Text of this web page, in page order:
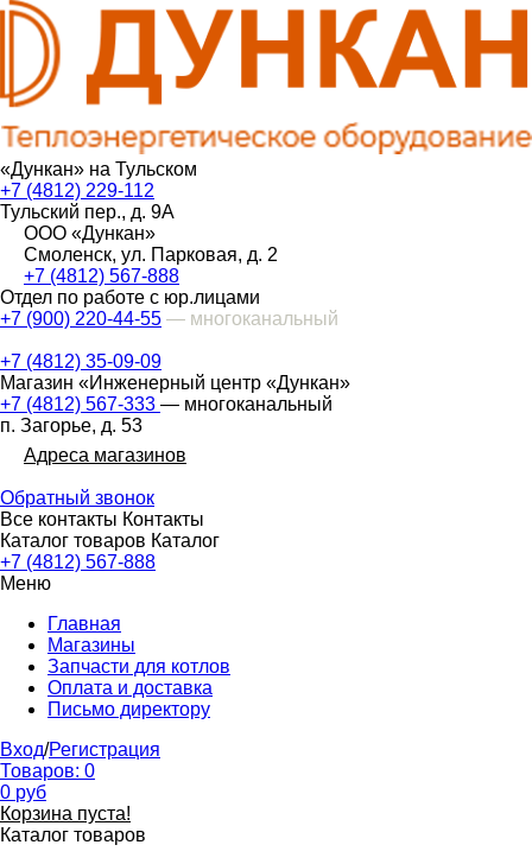
«Дункан» на Тульском
+7 (4812) 229-112
Тульский пер., д. 9А
ООО «Дункан»
Смоленск, ул. Парковая, д. 2
+7 (4812) 567-888
Отдел по работе с юр.лицами
+7 (900) 220-44-55 — многоканальный
+7 (4812) 35-09-09
Магазин «Инженерный центр «Дункан»
+7 (4812) 567-333 — многоканальный
п. Загорье, д. 53
Адреса магазинов
Обратный звонок
Все контакты Контакты
Каталог товаров Каталог
+7 (4812) 567-888
Меню
Главная
Магазины
Запчасти для котлов
Оплата и доставка
Письмо директору
Вход/Регистрация
Товаров: 0
0 руб
Корзина пуста!
Каталог товаров